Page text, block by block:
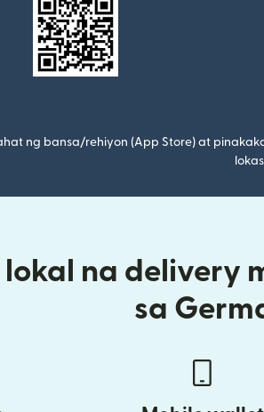
ng bansa/rehiyon (App Store) at
lokal na delivery
sa